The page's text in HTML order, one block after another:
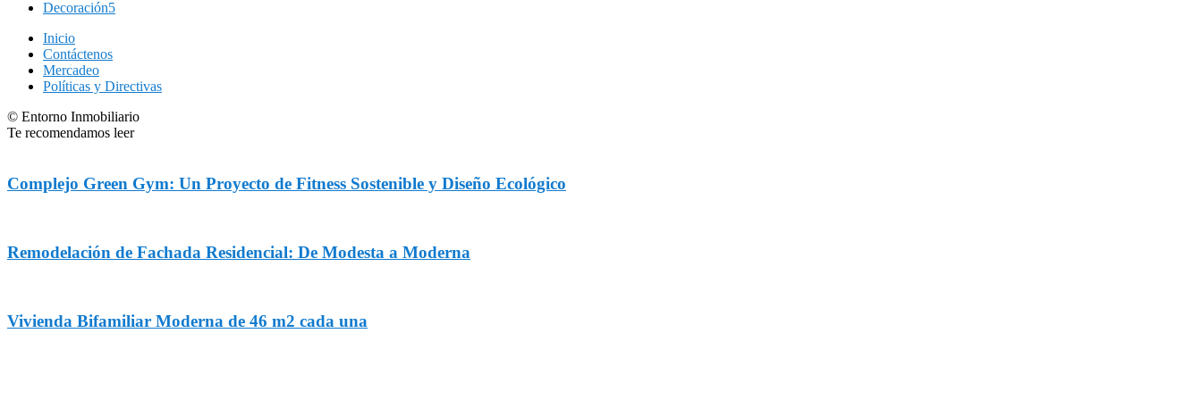
Decoración5
Inicio
Contáctenos
Mercadeo
Políticas y Directivas
© Entorno Inmobiliario
Te recomendamos leer
Complejo Green Gym: Un Proyecto de Fitness Sostenible y Diseño Ecológico
Remodelación de Fachada Residencial: De Modesta a Moderna
Vivienda Bifamiliar Moderna de 46 m2 cada una